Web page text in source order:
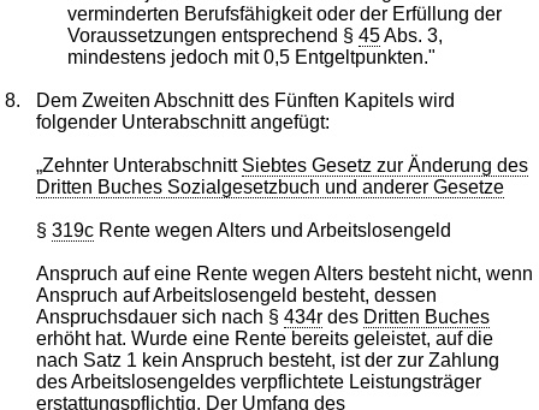
verminderten Berufsfähigkeit oder der Erfüllung der
Voraussetzungen entsprechend § 45Abs. 3,
mindestens jedoch mit 0,5 Entgeltpunkten."
8.
Dem Zweiten Abschnitt des Fünften Kapitels wird
folgender Unterabschnitt angefügt:
„Zehnter Unterabschnitt Siebtes Gesetz zur Änderung des
Dritten Buches Sozialgesetzbuch und anderer Gesetze
§319c Rente wegen Alters und Arbeitslosengeld
Anspruch auf eine Rente wegen Alters besteht nicht, wenn
Anspruch auf Arbeitslosengeld besteht, dessen
Anspruchsdauer sich nach §434r des Dritten Buches
erhöht hat. Wurde eine Rente bereits geleistet, auf die
nach Satz 1 kein Anspruch besteht, ist der zur Zahlung
des Arbeitslosengeldes verpflichtete Leistungsträger
erstattungspflichtig. Der Umfang des